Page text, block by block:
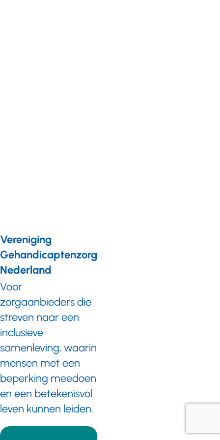
Vereniging
Gehandicaptenzorg
Nederland
Voor
zorgaanbieders die
streven naar een
inclusieve
samenleving, waarin
mensen met een
beperking meedoen
en een betekenisvol
leven kunnen leiden.